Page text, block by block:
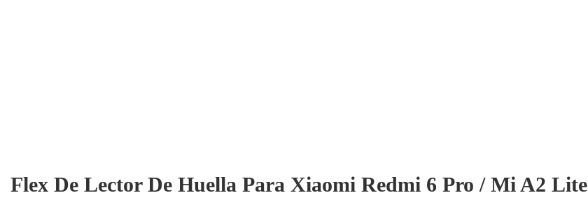
Flex De Lector De Huella Para Xiaomi Redmi 6 Pro / Mi A2 Lite